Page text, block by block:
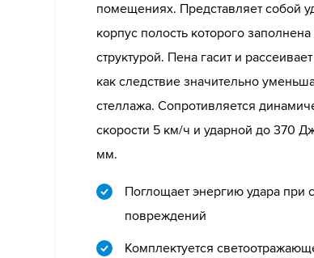
помещениях. Представляет собой
корпус полость которого
структурой. Пена гасит и
как следствие значительно
стеллажа. Сопротивляется
скорости 5 км/ч и ударной до 370
мм.
Поглощает энергию удара при
повреждений
Комплектуется